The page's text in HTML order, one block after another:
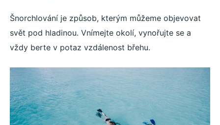
Šnorchlování je způsob, kterým můžeme objevovat
svět pod hladinou. Vnímejte okolí, vynořujte se a
vždy berte v potaz vzdálenost břehu.